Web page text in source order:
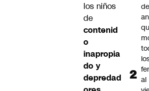
los niños
de
contenid
o
inapropia
do y
depredad
al